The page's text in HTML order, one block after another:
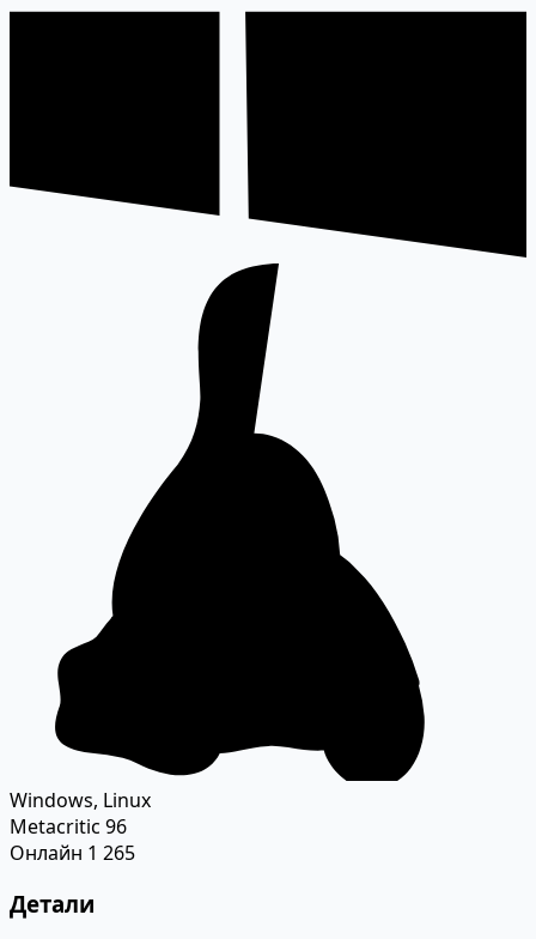
Windows, Linux
Metacritic 96
Онлайн 1 265
Детали